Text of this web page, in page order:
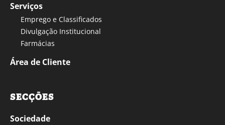
Serviços
Emprego e Classificados
Divulgação Institucional
Farmácias
Área de Cliente
SECÇÕES
Sociedade